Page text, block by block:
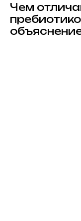
Чем